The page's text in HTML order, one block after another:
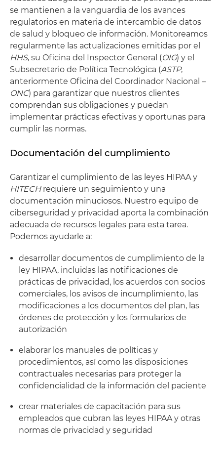
se mantienen a la vanguardia de los avances
regulatorios en materia de intercambio de datos
de salud y bloqueo de información. Monitoreamos
regularmente las actualizaciones emitidas por el
HHS, su Oficina del Inspector General (OIG) y el
Subsecretario de Política Tecnológica (ASTP,
anteriormente Oficina del Coordinador Nacional –
ONC) para garantizar que nuestros clientes
comprendan sus obligaciones y puedan
implementar prácticas efectivas y oportunas para
cumplir las normas.
Documentación del cumplimiento
Garantizar el cumplimiento de las leyes HIPAA y
HITECHrequiere un seguimiento y una
documentación minuciosos. Nuestro equipo de
ciberseguridad y privacidad aporta la combinación
adecuada de recursos legales para esta tarea.
Podemos ayudarle a:
desarrollar documentos de cumplimiento de la
ley HIPAA, incluidas las notificaciones de
prácticas de privacidad, los acuerdos con socios
comerciales, los avisos de incumplimiento, las
modificaciones a los documentos del plan, las
órdenes de protección y los formularios de
autorización
elaborar los manuales de políticas y
procedimientos, así como las disposiciones
contractuales necesarias para proteger la
confidencialidad de la información del paciente
crear materiales de capacitación para sus
empleados que cubran las leyes HIPAA y otras
normas de privacidad y seguridad